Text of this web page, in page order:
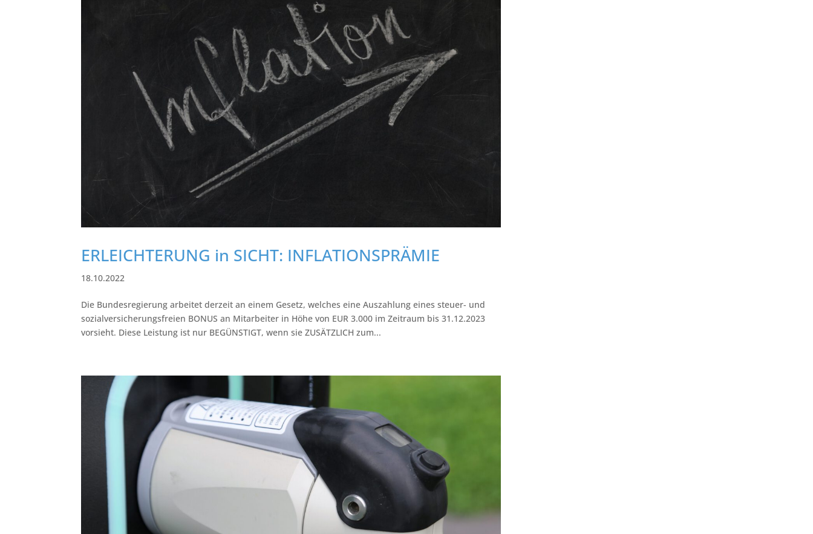
ERLEICHTERUNG in SICHT: INFLATIONSPRÄMIE
18.10.2022
Die Bundesregierung arbeitet derzeit an einem Gesetz, welches eine Auszahlung eines steuer- und
sozialversicherungsfreien BONUS an Mitarbeiter in Höhe von EUR 3.000 im Zeitraum bis 31.12.2023
vorsieht. Diese Leistung ist nur BEGÜNSTIGT, wenn sie ZUSÄTZLICH zum...